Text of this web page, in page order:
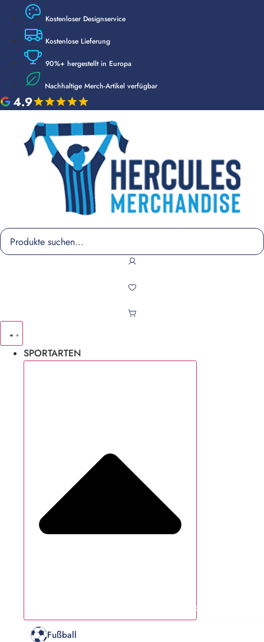
Kostenloser Designservice
Kostenlose Lieferung
90%+ hergestellt in Europa
Nachhaltige Merch-Artikel verfügbar
4.9
SPORTARTEN
Schließe
Fußball